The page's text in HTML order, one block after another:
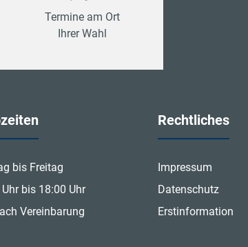
Termine am Ort
Ihrer Wahl
bis Freitag
bis 18:00 Uhr
Vereinbarung
Rechtliches
Impressum
Datenschutz
Erstinformation